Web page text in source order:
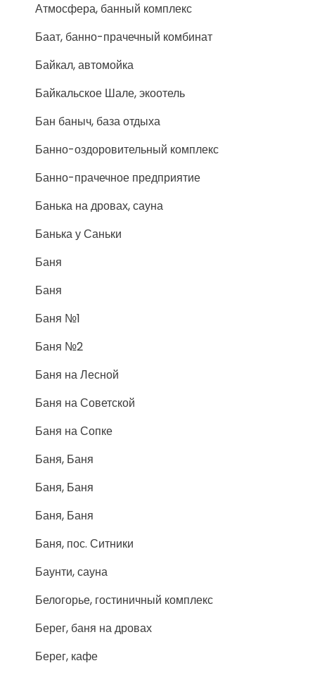
Атмосфера, банный комплекс
Баат, банно-прачечный комбинат
Байкал, автомойка
Байкальское Шале, экоотель
Бан баныч, база отдыха
Банно-оздоровительный комплекс
Банно-прачечное предприятие
Банька на дровах, сауна
Банька у Саньки
Баня
Баня
Баня №1
Баня №2
Баня на Лесной
Баня на Советской
Баня на Сопке
Баня, Баня
Баня, Баня
Баня, Баня
Баня, пос. Ситники
Баунти, сауна
Белогорье, гостиничный комплекс
Берег, баня на дровах
Берег, кафе